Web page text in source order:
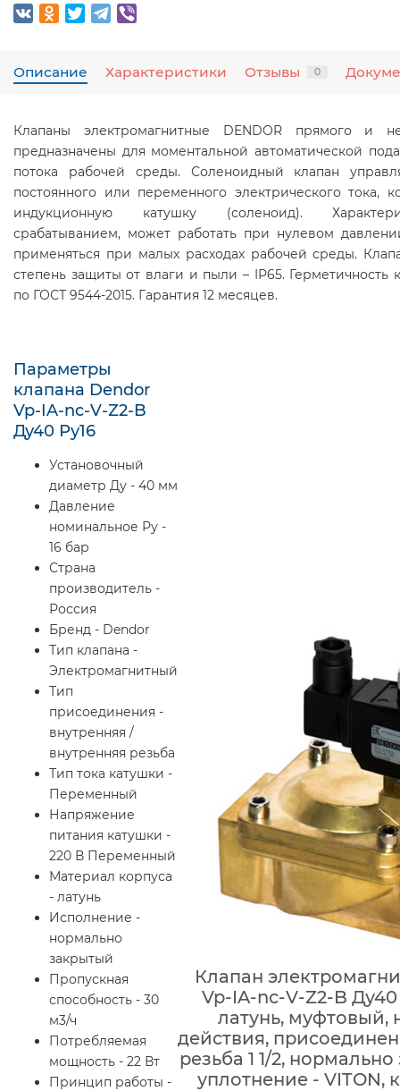
Описание Характеристики Отзывы 0
Клапаны электромагнитные DENDOR прямого и
предназначены для моментальной автоматической
потока рабочей среды. Соленоидный клапан
постоянного или переменного электрического тока,
индукционную катушку (соленоид).
срабатыванием, может работать при нулевом
применяться при малых расходах рабочей среды.
степень защиты от влаги и пыли – IP65. Герметичность
по ГОСТ 9544-2015. Гарантия 12 месяцев.
Параметры
клапана Dendor
Vp-IA-nc-V-Z2-B
Ду40 Ру16
Установочный
диаметр Ду - 40 мм
Давление
номинальное Ру -
16 бар
Страна
производитель -
Россия
Бренд - Dendor
Тип клапана -
Электромагнитный
Тип
присоединения -
внутренняя /
внутренняя резьба
Тип тока катушки -
Переменный
Напряжение
питания катушки -
220 В Переменный
Материал корпуса
- латунь
Исполнение -
нормально
закрытый
Пропускная
способность - 30
м3/ч
Потребляемая
мощность - 22 Вт
Принцип работы -
Клапан
Vp-IA-nc-V-Z2-B Ду40
латунь, муфтовый,
действия,
резьба 1 1/2,
уплотнение - VITON,